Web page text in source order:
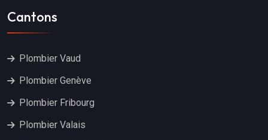
Cantons
Plombier Vaud
Plombier Genève
Plombier Fribourg
Plombier Valais